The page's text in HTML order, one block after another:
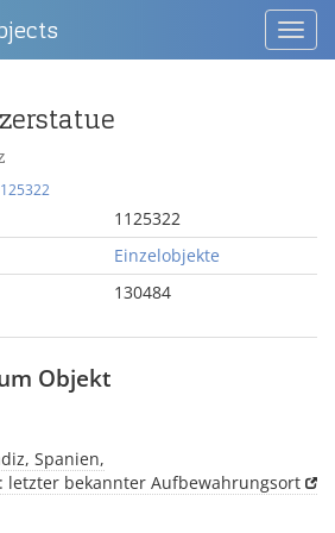
1125322
Einzelobjekte
130484
Objekt
Spanien,
letzter bekannter Aufbewahrungsort